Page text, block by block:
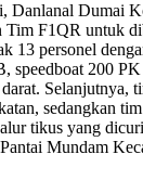
Danlanal Dumai
Tim F1QR untuk
13 personel
speedboat 200 PK
Selanjutnya,
sedangkan
tikus yang
Mundam